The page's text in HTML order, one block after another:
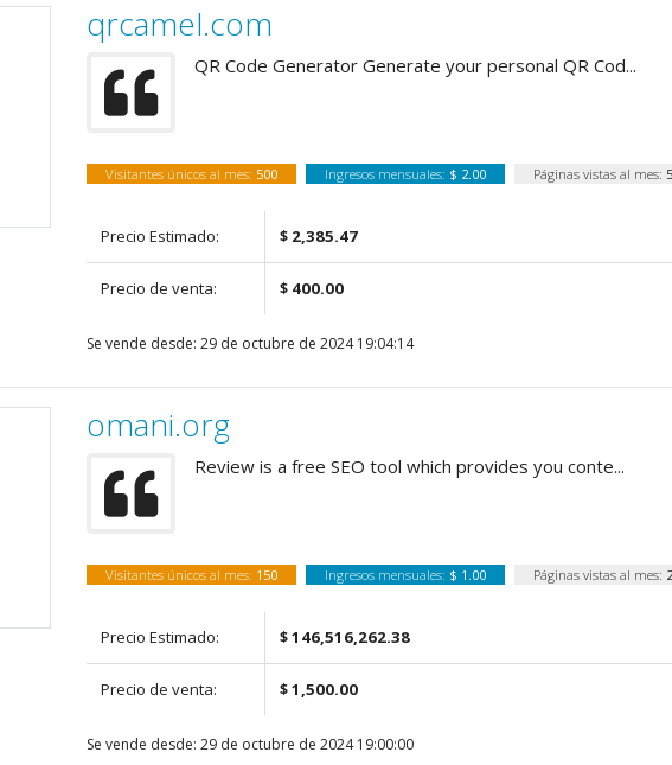
qrcamel.com
QR Code Generator Generate your personal QR Cod...
Visitantes únicos al mes: 500 Ingresos mensuales: $ 2.00 Páginas vistas al mes:
Precio Estimado: $ 2,385.47
Precio de venta: $ 400.00
Se vende desde: 29 de octubre de 2024 19:04:14
omani.org
Review is a free SEO tool which provides you conte...
Visitantes únicos al mes: 150 Ingresos mensuales: $ 1.00 Páginas vistas al mes:
Precio Estimado: $ 146,516,262.38
Precio de venta: $ 1,500.00
Se vende desde: 29 de octubre de 2024 19:00:00